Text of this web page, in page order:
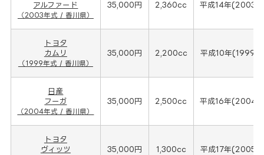
アルファード
（2003年式 / 香川県）
35,000円 2,360cc 平成14年(2003
トヨタ
カムリ
（1999年式 / 香川県）
35,000円 2,200cc 平成10年(1999
日産
フーガ
（2004年式 / 香川県）
35,000円 2,500cc 平成16年(2004
トヨタ
ヴィッツ
35,000円 1,300cc 平成17年(2005